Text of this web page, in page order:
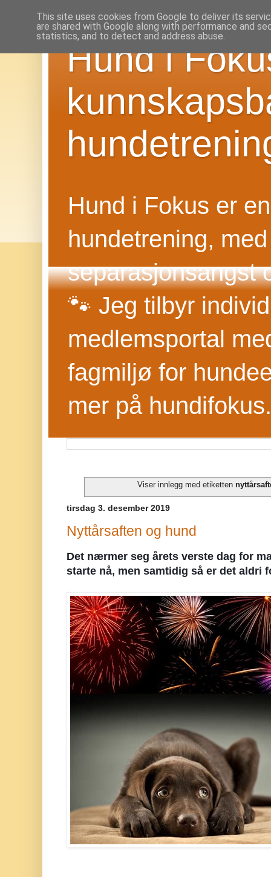
Hund i
Hund i Fokus er
hundetrening,
separasjonsangst
🐾 Jeg tilbyr
medlemsportal
fagmiljø for
mer på
Viser innlegg med etiketten
tirsdag 3. desember 2019
Nyttårsaften og hund
Det nærmer seg årets verste dag for
starte nå, men samtidig så er det aldri
This site uses cookies from Google to deliver its
are shared with Google along with performance and
statistics, and to detect and address abuse.